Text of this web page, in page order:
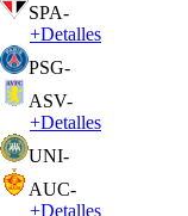
SPA-
+Detalles
PSG-
ASV-
+Detalles
UNI-
AUC-
+Detalles